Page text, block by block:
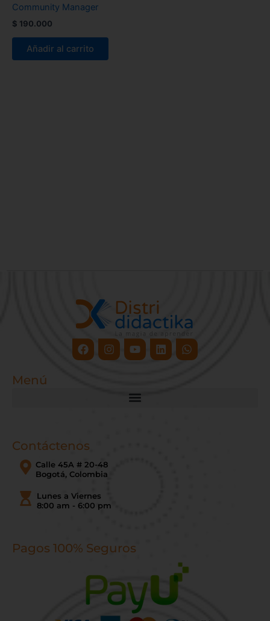
Community Manager
$ 190.000
Añadir al carrito
FacebookInstagram
YoutubeLinkedinWhatsapp
Menú
Contáctenos
Calle 45A # 20-48
Bogotá, Colombia
Lunes a Viernes
8:00 am - 6:00 pm
Pagos 100% Seguros